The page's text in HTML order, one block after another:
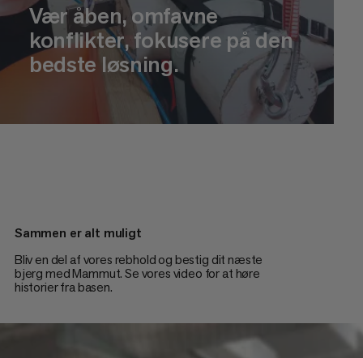
Vær åben, omfavne
konflikter, fokusere på den
bedste løsning.
Sammen er alt muligt
Bliv en del af vores rebhold og bestig dit næste
bjerg med Mammut. Se vores video for at høre
historier fra basen.